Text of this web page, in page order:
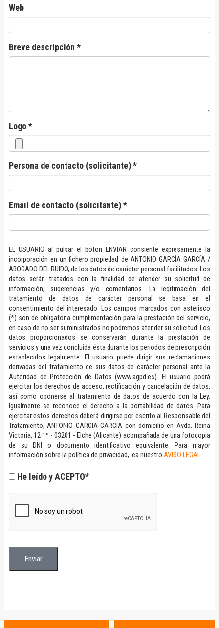
Web
Breve descripción *
Logo *
Persona de contacto (solicitante) *
Email de contacto (solicitante) *
EL USUARIO al pulsar el botón ENVIAR consiente expresamente la
incorporación en un fichero propiedad de ANTONIO GARCÍA GARCÍA /
ABOGADO DEL RUIDO, de los datos de carácter personal facilitados. Los
datos serán tratados con la finalidad de atender su solicitud de
información, sugerencias y/o comentarios. La legitimación del
tratamiento de datos de carácter personal se basa en el
consentimiento del interesado. Los campos marcados con asterisco
(*) son de obligatoria cumplimentación para la prestación del servicio,
en caso de no ser suministrados no podremos atender su solicitud. Los
datos proporcionados se conservarán durante la prestación de
servicios y una vez concluida ésta durante los periodos de prescripción
establecidos legalmente. El usuario puede dirigir sus reclamaciones
derivadas del tratamiento de sus datos de carácter personal ante la
Autoridad de Protección de Datos (www.agpd.es). El usuario podrá
ejercitar los derechos de acceso, rectificación y cancelación de datos,
así como oponerse al tratamiento de datos de acuerdo con la Ley.
Igualmente se reconoce el derecho a la portabilidad de datos. Para
ejercitar estos derechos deberá dirigirse por escrito al Responsable del
Tratamiento, ANTONIO GARCIA GARCIA con domicilio en Avda. Reina
Victoria, 12 1º - 03201 - Elche (Alicante) acompañada de una fotocopia
de su DNI o documento identificativo equivalente. Para mayor
información sobre la política de privacidad, lea nuestro AVISO LEGAL.
He leído y ACEPTO*